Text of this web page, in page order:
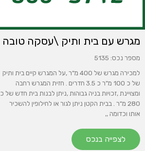
מגרש עם בית ותיק \עסקה טובה
מספר נכס: 5135
למכירה מגרש של 400 מ"ר ,על המגרש קיים בית ותיק
של כ 100 מ"ר כ 3.5 חדרים . חזית המגרש רחבה
ומצויינת ,זכויות בניה גבוהות ,ניתן לבנות בית חדש של כ
280 מ"ר . בבית הקטן ניתן לגור או לחילופין להשכיר
אותו וכדומה ,,
לצפייה בנכס